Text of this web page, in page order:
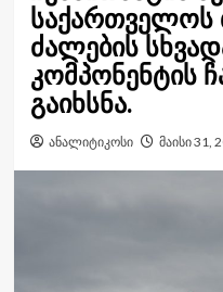
საქართველოს
ძალების
კომპონენტის
გაიხსნა.
ანალიტიკოსი მაისი 31,